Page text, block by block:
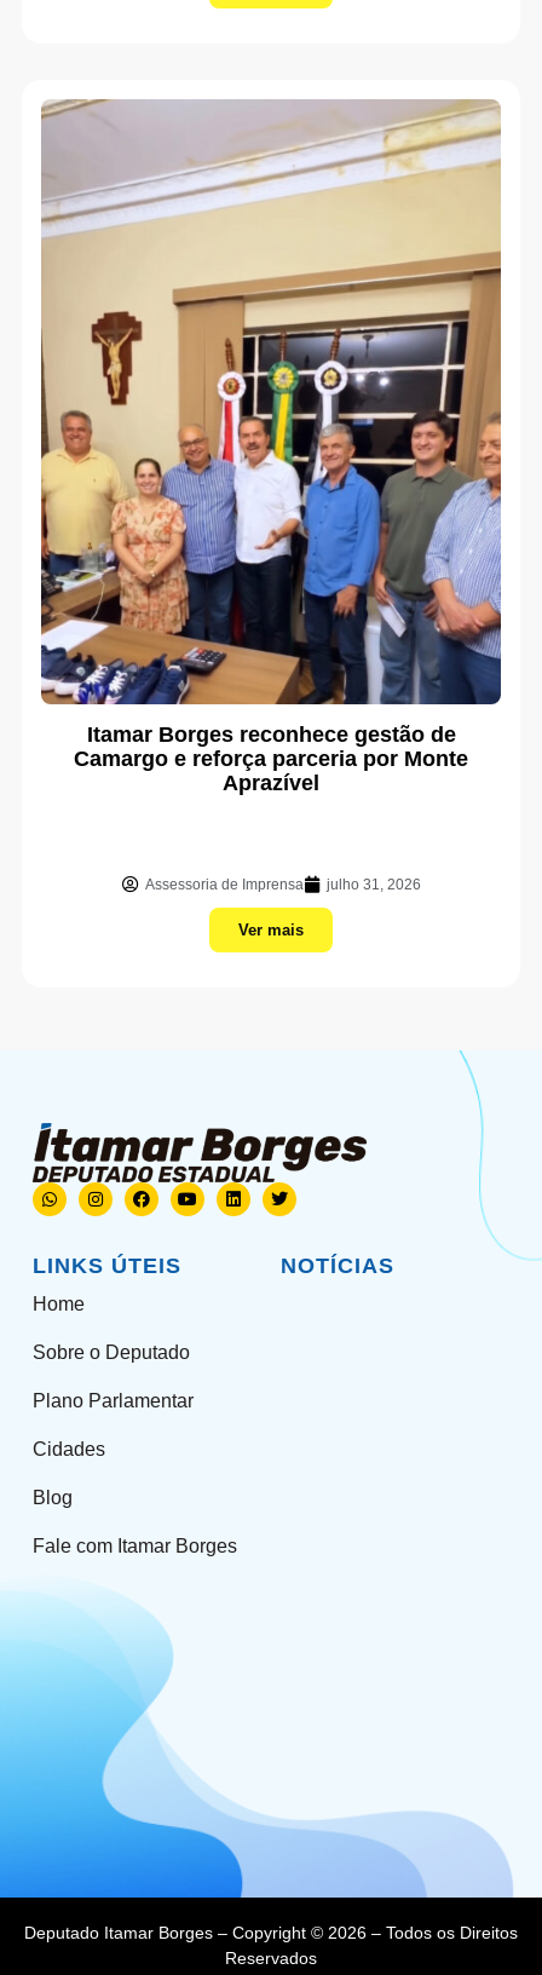
Itamar Borges reconhece gestão de
Camargo e reforça parceria por Monte
Aprazível
Assessoria de Imprensa julho 31, 2026
Ver mais
LINKS ÚTEIS
Home
Sobre o Deputado
Plano Parlamentar
Cidades
Blog
Fale com Itamar Borges
NOTÍCIAS
Deputado Itamar Borges – Copyright © 2026 – Todos os Direitos
Reservados